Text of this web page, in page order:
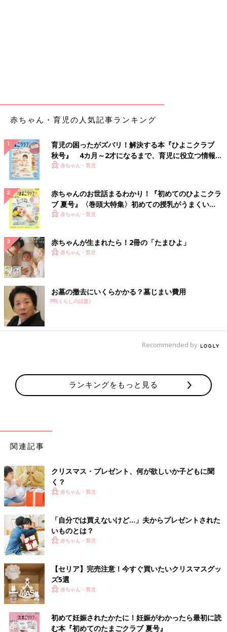
赤ちゃん・育児の人気記事ランキング
育児の困ったがズバリ！解決する本『ひよこクラブ
秋号』 4カ月～2才になるまで、育児に役立つ情報が
いっぱい！
赤ちゃん・育児
赤ちゃんのお世話まるわかり！『初めてのひよこクラ
ブ 夏号』〈巻頭大特集〉初めての授乳がうまくい
く！ おっぱい・ミルクの基本と夏のトラブル 解決テ
赤ちゃん・育児
赤ちゃんが生まれたら！2冊の「たまひよ」
赤ちゃん・育児
お墓の撤去にいくらかかる？墓じまい費用
PR(くらしの話題)
Recommended by
ランキングをもっと見る
関連記事
クリスマス・プレゼント、何が欲しいか子どもに聞
く？
赤ちゃん・育児
「自分では買えないけど…」夫からプレゼントされた
いものとは？
赤ちゃん・育児
【セリア】完売注意！今すぐ買いたいクリスマスグッ
ズ5選
赤ちゃん・育児
初めて妊娠されたかたに！妊娠がわかったら最初に読
む本『初めてのたまごクラブ 夏号』